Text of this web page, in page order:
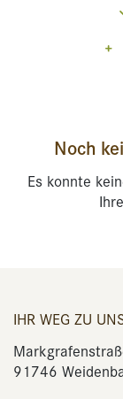
Noch
Es konnte
IHR WEG ZU
91746